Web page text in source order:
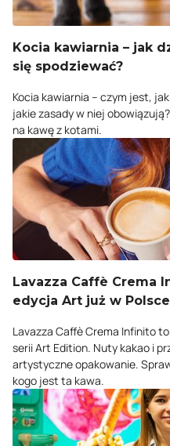
Kocia kawiarnia – jak
się spodziewać?
Kocia kawiarnia – czym jest,
jakie zasady w niej
na kawę z kotami.
Lavazza Caffè Crema
edycja Art już w Polsce
Lavazza Caffè Crema Infinito
serii Art Edition. Nuty kakao i
artystyczne opakowanie.
kogo jest ta kawa.